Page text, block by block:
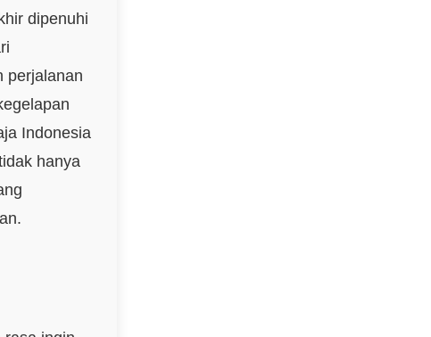
dipenuhi
perjalanan
Indonesia
hanya